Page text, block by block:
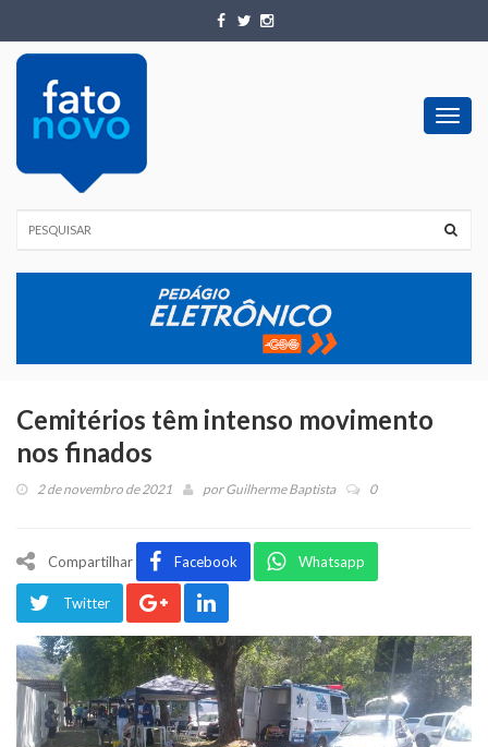
Cemitérios têm intenso movimento
nos finados
2 de novembro de 2021 porGuilherme Baptista 0
Compartilhar Facebook Whatsapp
Twitter